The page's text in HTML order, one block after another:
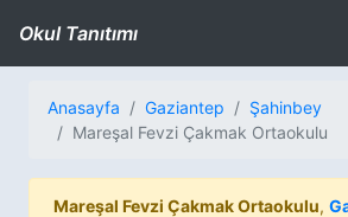
Okul Tanıtımı
Anasayfa Gaziantep
Şahinbey
Mareşal Fevzi Çakmak Ortaokulu
Mareşal Fevzi Çakmak Ortaokulu,